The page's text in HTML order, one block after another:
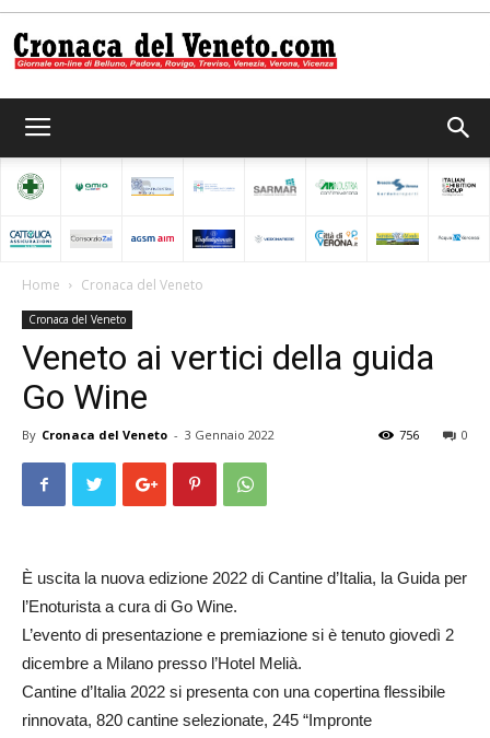
del
Home Cronaca del Veneto
Cronaca del Veneto
Veneto ai vertici della guida
Go Wine
By Cronaca del Veneto - 3 Gennaio 2022 0
756
È uscita la nuova edizione 2022 di Cantine d’Italia, la Guida per
l’Enoturista a cura di Go Wine.
L’evento di presentazione e premiazione si è tenuto giovedì 2
dicembre a Milano presso l’Hotel Melià.
Cantine d’Italia 2022 si presenta con una copertina flessibile
rinnovata, 820 cantine selezionate, 245 “Impronte